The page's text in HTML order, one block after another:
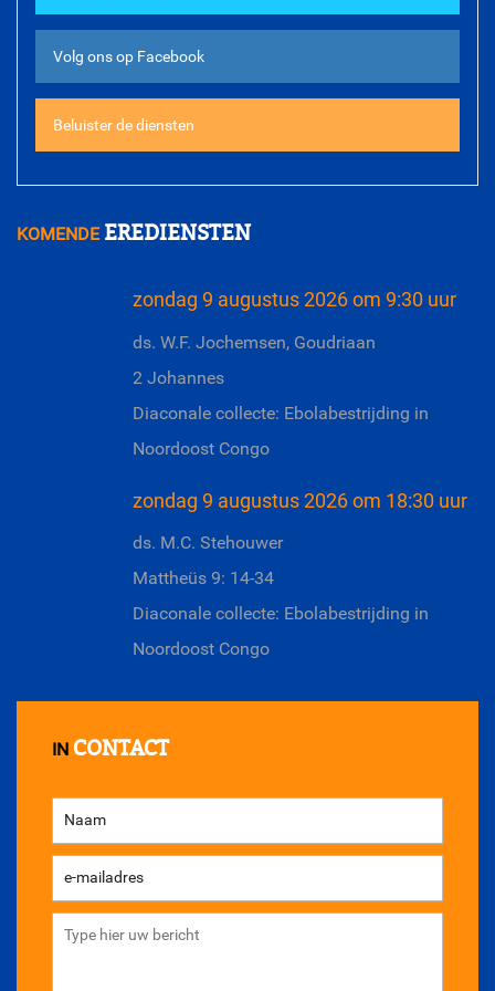
Volg ons op Facebook
Beluister de diensten
KOMENDEEREDIENSTEN
zondag 9 augustus 2026 om 9:30 uur
ds. W.F. Jochemsen, Goudriaan
2 Johannes
Diaconale collecte: Ebolabestrijding in
Noordoost Congo
zondag 9 augustus 2026 om 18:30 uur
ds. M.C. Stehouwer
Mattheüs 9: 14-34
Diaconale collecte: Ebolabestrijding in
Noordoost Congo
IN CONTACT